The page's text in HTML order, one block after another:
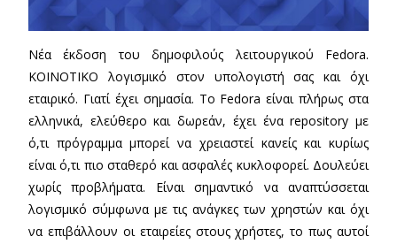
Νέα έκδοση του δημοφιλούς λειτουργικού Fedora.
ΚΟΙΝΟΤΙΚΟ λογισμικό στον υπολογιστή σας και όχι
εταιρικό. Γιατί έχει σημασία. Το Fedora είναι πλήρως στα
ελληνικά, ελεύθερο και δωρεάν, έχει ένα repository με
ό,τι πρόγραμμα μπορεί να χρειαστεί κανείς και κυρίως
είναι ό,τι πιο σταθερό και ασφαλές κυκλοφορεί. Δουλεύει
χωρίς προβλήματα. Είναι σημαντικό να αναπτύσσεται
λογισμικό σύμφωνα με τις ανάγκες των χρηστών και όχι
να επιβάλλουν οι εταιρείες στους χρήστες, το πως αυτοί